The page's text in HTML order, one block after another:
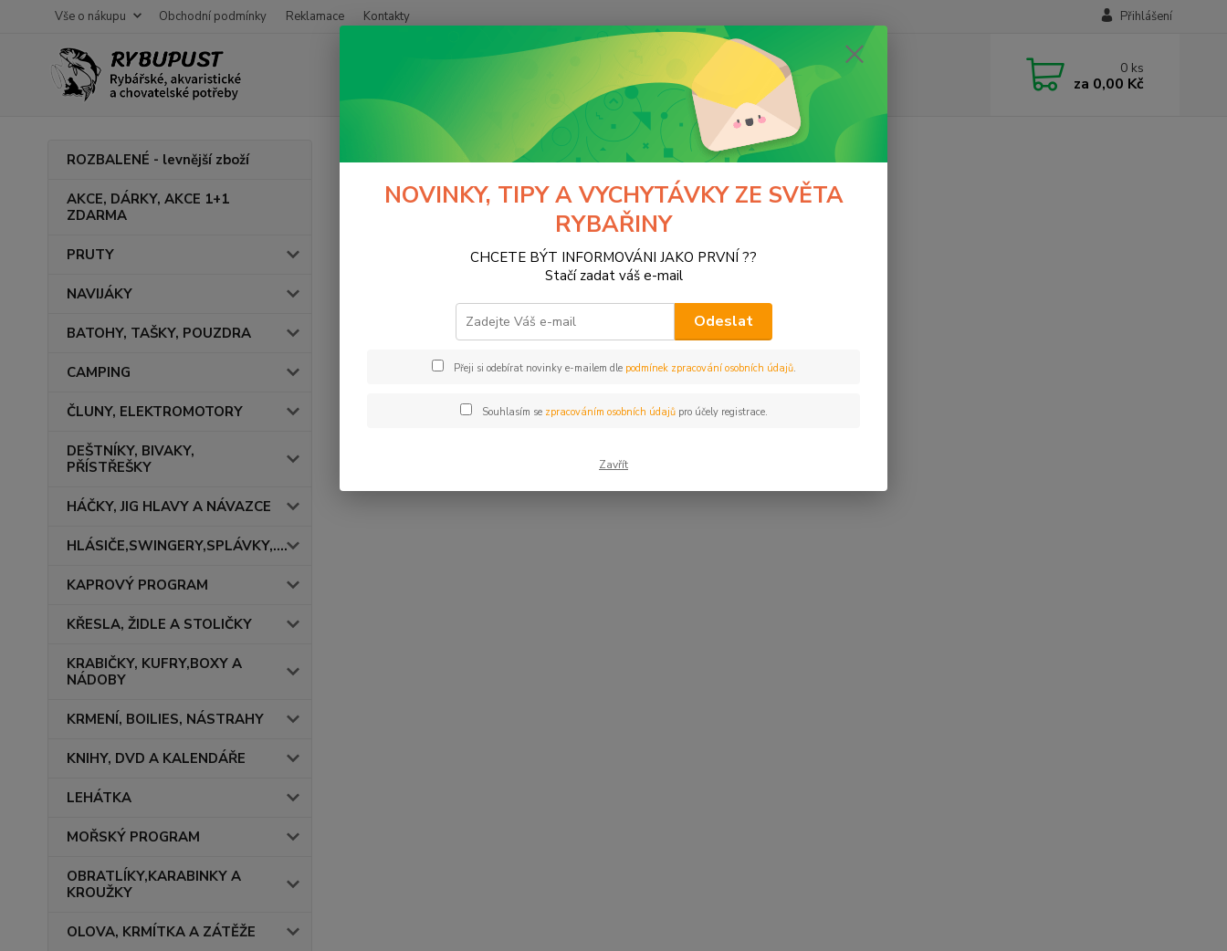
Vše o nákupu Obchodní podmínky Reklamace Kontakty Přihlášení
0 ks
za 0,00 Kč
ROZBALENÉ - levnější zboží
AKCE, DÁRKY, AKCE 1+1
ZDARMA
PRUTY
NAVIJÁKY
BATOHY, TAŠKY, POUZDRA
CAMPING
ČLUNY, ELEKTROMOTORY
DEŠTNÍKY, BIVAKY,
PŘÍSTŘEŠKY
HÁČKY, JIG HLAVY A NÁVAZCE
HLÁSIČE,SWINGERY,SPLÁVKY,....
KAPROVÝ PROGRAM
KŘESLA, ŽIDLE A STOLIČKY
KRABIČKY, KUFRY,BOXY A
NÁDOBY
KRMENÍ, BOILIES, NÁSTRAHY
KNIHY, DVD A KALENDÁŘE
LEHÁTKA
MOŘSKÝ PROGRAM
OBRATLÍKY,KARABINKY A
KROUŽKY
OLOVA, KRMÍTKA A ZÁTĚŽE
Kaprové návnady Rapid Rapid Method & feeder mix
Rapid Method & feeder mix
NOVINKY, TIPY A VYCHYTÁVKY ZE SVĚTA
RYBAŘINY
CHCETE BÝT INFORMOVÁNI JAKO PRVNÍ ??
Stačí zadat váš e-mail
Odeslat
Přeji si odebírat novinky e-mailem dle podmínek zpracování osobních údajů.
Souhlasím se zpracováním osobních údajůpro účely registrace.
Zavřít